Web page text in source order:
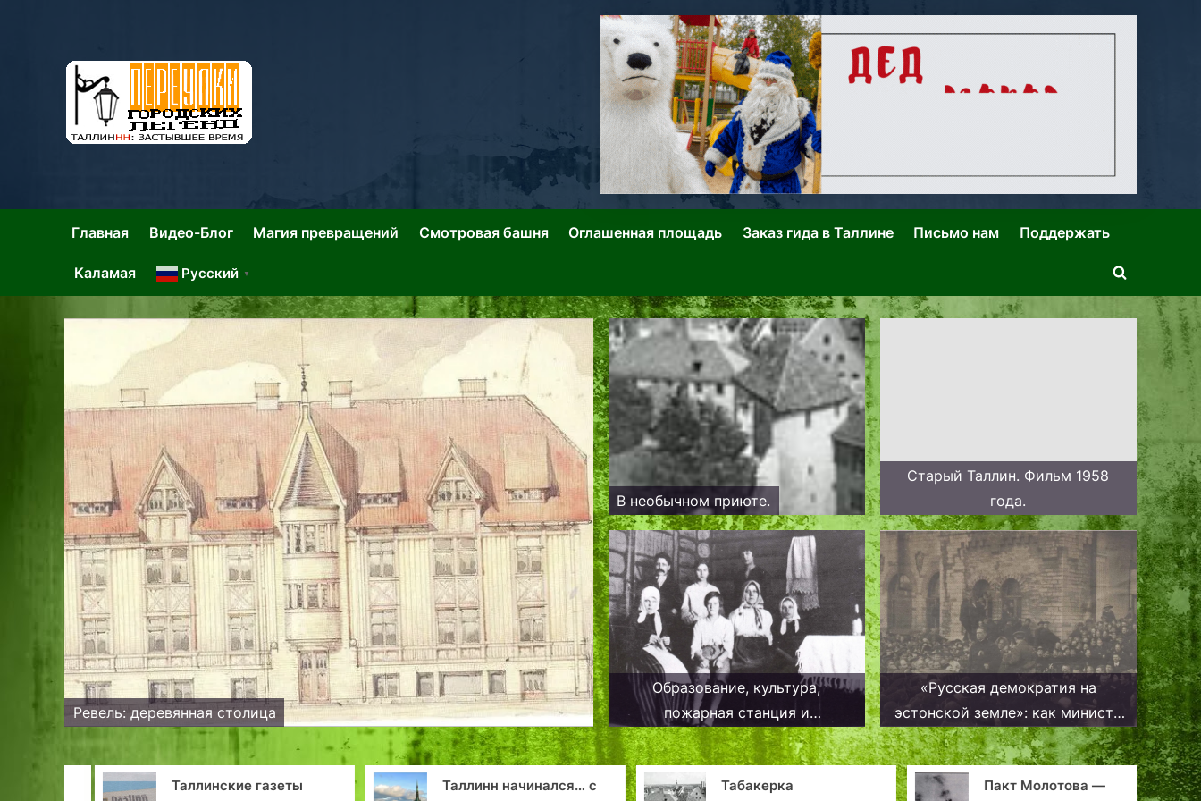
Таллин: Переулки Городских Легенд
Главная Видео-Блог Магия превращений Смотровая башня Оглашенная площадь Заказ гида в Таллине Письмо нам Поддержать
Каламая Русский ▼
Toggle
search
Ревель: деревянная столица
В необычном приюте.
Старый Таллин. Фильм 1958
года.
Образование, культура,
пожарная станция и
выдающиеся жители Каламая в
1920-е годы
«Русская демократия на
эстонской земле»: как министр
Керенский в Ревель приезжал
Таллинские газеты
Таллинн начинался… с
Табакерка
Пакт Молотова —